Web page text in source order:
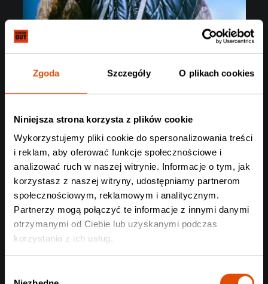
Zgoda Szczegóły O plikach cookies
Niniejsza strona korzysta z plików cookie
Wykorzystujemy pliki cookie do spersonalizowania treści
i reklam, aby oferować funkcje społecznościowe i
analizować ruch w naszej witrynie. Informacje o tym, jak
korzystasz z naszej witryny, udostępniamy partnerom
społecznościowym, reklamowym i analitycznym.
Partnerzy mogą połączyć te informacje z innymi danymi
otrzymanymi od Ciebie lub uzyskanymi podczas
korzystania z ich usług.